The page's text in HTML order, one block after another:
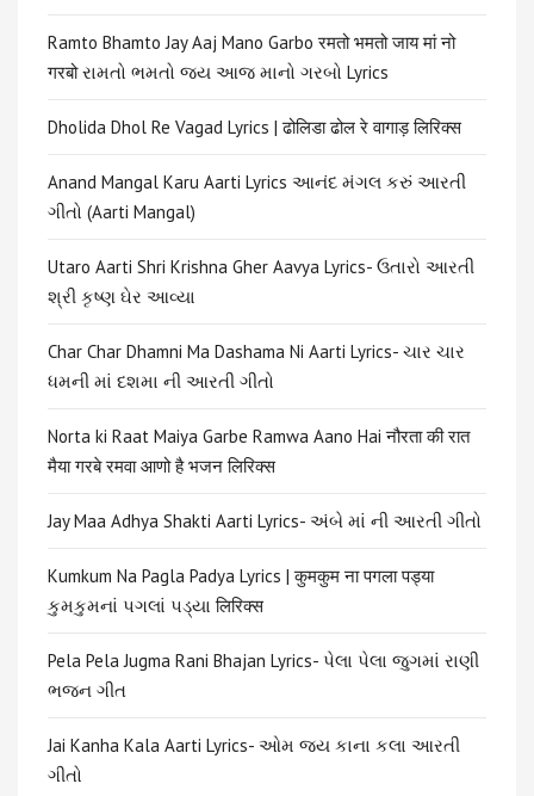
Ramto Bhamto Jay Aaj Mano Garbo रमतो भमतो जाय मां नो
गरबो રામતો ભમતો જય આજ માનો ગરબો Lyrics
Dholida Dhol Re Vagad Lyrics | ढोलिडा ढोल रे वागाड़ लिरिक्स
Anand Mangal Karu Aarti Lyrics આનંદ મંગલ કરું આરતી
ગીતો (Aarti Mangal)
Utaro Aarti Shri Krishna Gher Aavya Lyrics- ઉતારો આરતી
શ્રી કૃષ્ણ ઘેર આવ્યા
Char Char Dhamni Ma Dashama Ni Aarti Lyrics- ચાર ચાર
ધમની માં દશમા ની આરતી ગીતો
Norta ki Raat Maiya Garbe Ramwa Aano Hai नौरता की रात
मैया गरबे रमवा आणो है भजन लिरिक्स
Jay Maa Adhya Shakti Aarti Lyrics- અંબે માં ની આરતી ગીતો
Kumkum Na Pagla Padya Lyrics | कुमकुम ना पगला पड्या
કુમકુમનાં પગલાં પડ્યા लिरिक्स
Pela Pela Jugma Rani Bhajan Lyrics- પેલા પેલા જુગમાં રાણી
ભજન ગીત
Jai Kanha Kala Aarti Lyrics- ઓમ જય કાના કલા આરતી
ગીતો